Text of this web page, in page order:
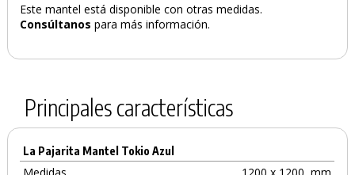
Este mantel está disponible con otras medidas.
Consúltanos para más información.
Principales características
La Pajarita Mantel Tokio Azul